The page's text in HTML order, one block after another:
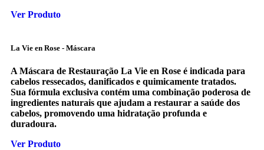
Ver Produto
La Vie en Rose - Máscara
A Máscara de Restauração La Vie en Rose é indicada para
cabelos ressecados, danificados e quimicamente tratados.
Sua fórmula exclusiva contém uma combinação poderosa de
ingredientes naturais que ajudam a restaurar a saúde dos
cabelos, promovendo uma hidratação profunda e
duradoura.
Ver Produto